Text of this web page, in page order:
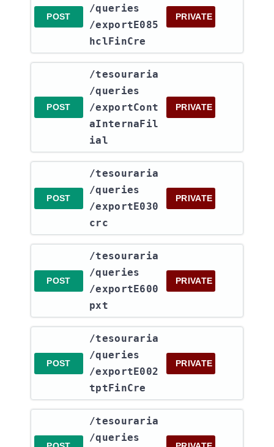
POST
/queries​
/exportE085
hclFinCre
PRIVATE
POST
​/tesouraria​
/queries​
/exportCont
aInternaFil
ial
PRIVATE
POST
​/tesouraria​
/queries​
/exportE030
crc
PRIVATE
POST
​/tesouraria​
/queries​
/exportE600
pxt
PRIVATE
POST
​/tesouraria​
/queries​
/exportE002
tptFinCre
PRIVATE
​/tesouraria​
/queries​